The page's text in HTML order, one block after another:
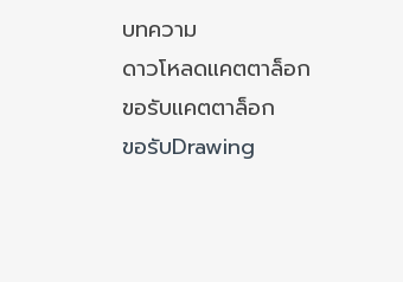
บทความ
ดาวโหลดแคตตาล็อก
ขอรับแคตตาล็อก
ขอรับDrawing